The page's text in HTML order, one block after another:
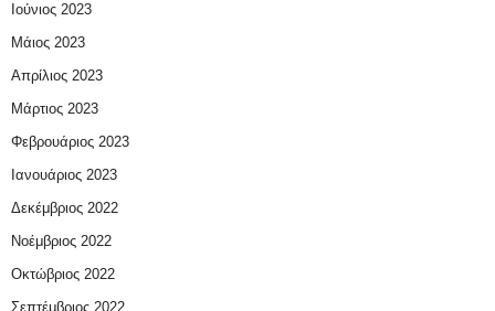
Ιούνιος 2023
Μάιος 2023
Απρίλιος 2023
Μάρτιος 2023
Φεβρουάριος 2023
Ιανουάριος 2023
Δεκέμβριος 2022
Νοέμβριος 2022
Οκτώβριος 2022
Σεπτέμβριος 2022